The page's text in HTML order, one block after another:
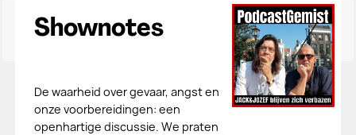
Shownotes
De waarheid over gevaar, angst en
onze voorbereidingen: een
openhartige discussie. We praten